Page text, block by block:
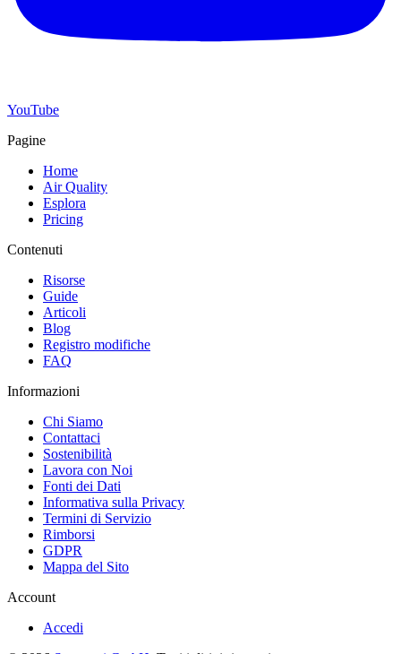
YouTube
Pagine
Home
Air Quality
Esplora
Pricing
Contenuti
Risorse
Guide
Articoli
Blog
Registro modifiche
FAQ
Informazioni
Chi Siamo
Contattaci
Sostenibilità
Lavora con Noi
Fonti dei Dati
Informativa sulla Privacy
Termini di Servizio
Rimborsi
GDPR
Mappa del Sito
Account
Accedi